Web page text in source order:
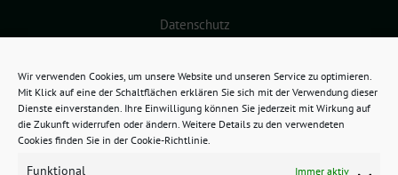
Wir verwenden Cookies, um unsere Website und unseren Service zu optimieren.
Mit Klick auf eine der Schaltflächen erklären Sie sich mit der Verwendung dieser
Dienste einverstanden. Ihre Einwilligung können Sie jederzeit mit Wirkung auf
die Zukunft widerrufen oder ändern. Weitere Details zu den verwendeten
Cookies finden Sie in der Cookie-Richtlinie.
Funktional Immer aktiv
Datenschutz